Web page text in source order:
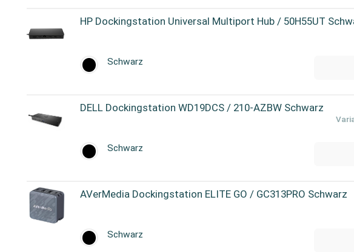
HP Dockingstation Universal Multiport Hub / 50H55UT
Schwarz
DELL Dockingstation WD19DCS / 210-AZBW Schwarz
Schwarz
AVerMedia Dockingstation ELITE GO / GC313PRO Schwarz
Schwarz